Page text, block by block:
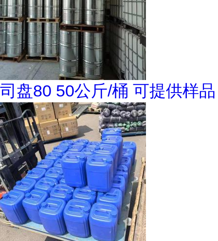
司盘80 50公斤/桶 可提供样品